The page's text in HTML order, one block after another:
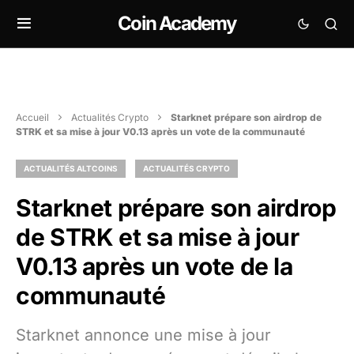
Coin Academy
Accueil Actualités Crypto
Starknet prépare son airdrop de
STRK et sa mise à jour V0.13 après un vote de la communauté
ACTUALITÉS ALTCOINS ACTUALITÉS CRYPTO
Starknet prépare son airdrop
de STRK et sa mise à jour
V0.13 après un vote de la
communauté
Starknet annonce une mise à jour